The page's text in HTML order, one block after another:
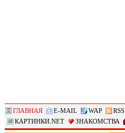
ГЛАВНАЯ E-MAIL WAP RSS
КАРТИНКИ.NET
ЗНАКОМСТВА